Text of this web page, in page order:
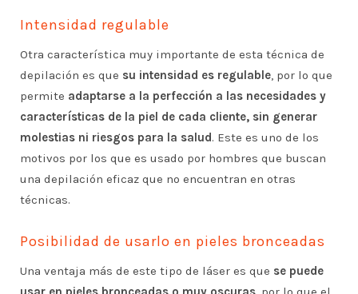
Intensidad regulable
Otra característica muy importante de esta técnica de
depilación es que su intensidad es regulable, por lo que
permite adaptarse a la perfección a las necesidades y
características de la piel de cada cliente, sin generar
molestias ni riesgos para la salud. Este es uno de los
motivos por los que es usado por hombres que buscan
una depilación eficaz que no encuentran en otras
técnicas.
Posibilidad de usarlo en pieles bronceadas
Una ventaja más de este tipo de láser es que se puede